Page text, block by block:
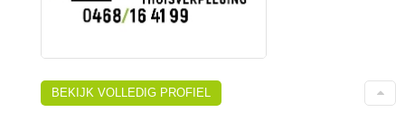
BEKIJK VOLLEDIG PROFIEL